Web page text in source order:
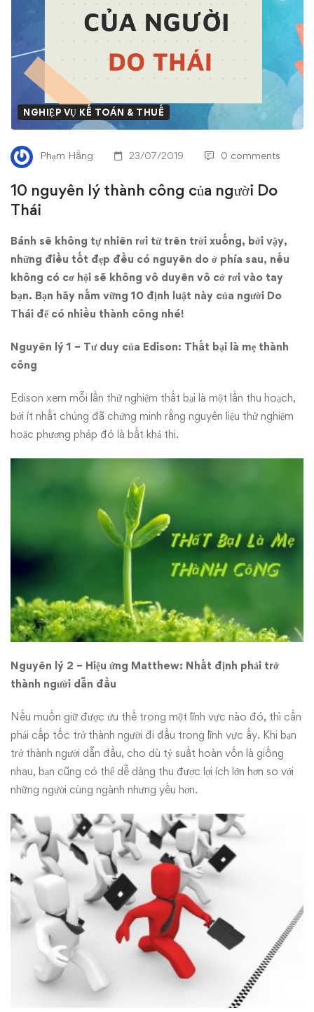
người
Do
Thái
NGHIỆP VỤ KẾ TOÁN & THUẾ
Phạm Hằng 23/07/2019 0 comments
10 nguyên lý thành công của người Do
Thái
Bánh sẽ không tự nhiên rơi từ trên trời xuống, bởi vậy,
những điều tốt đẹp đều có nguyên do ở phía sau, nếu
không có cơ hội sẽ không vô duyên vô cớ rơi vào tay
bạn. Bạn hãy nắm vững 10 định luật này của người Do
Thái để có nhiều thành công nhé!
Nguyên lý 1 – Tư duy của Edison: Thất bại là mẹ thành
công
Edison xem mỗi lần thử nghiệm thất bại là một lần thu hoạch,
bởi ít nhất chúng đã chứng minh rằng nguyên liệu thử nghiệm
hoặc phương pháp đó là bất khả thi.
Nguyên lý 2 – Hiệu ứng Matthew: Nhất định phải trở
thành người dẫn đầu
Nếu muốn giữ được ưu thế trong một lĩnh vực nào đó, thì cần
phải cấp tốc trở thành người đi đầu trong lĩnh vực ấy. Khi bạn
trở thành người dẫn đầu, cho dù tỷ suất hoàn vốn là giống
nhau, bạn cũng có thể dễ dàng thu được lợi ích lớn hơn so với
những người cùng ngành nhưng yếu hơn.